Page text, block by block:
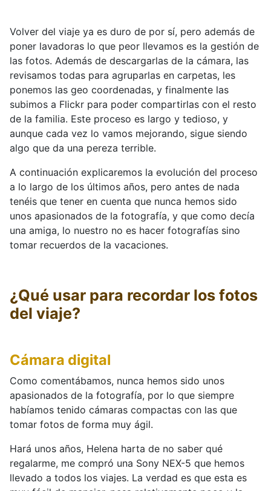
Volver del viaje ya es duro de por sí, pero además de
poner lavadoras lo que peor llevamos es la gestión de
las fotos. Además de descargarlas de la cámara, las
revisamos todas para agruparlas en carpetas, les
ponemos las geo coordenadas, y finalmente las
subimos a Flickr para poder compartirlas con el resto
de la familia. Este proceso es largo y tedioso, y
aunque cada vez lo vamos mejorando, sigue siendo
algo que da una pereza terrible.
A continuación explicaremos la evolución del proceso
a lo largo de los últimos años, pero antes de nada
tenéis que tener en cuenta que nunca hemos sido
unos apasionados de la fotografía, y que como decía
una amiga, lo nuestro no es hacer fotografías sino
tomar recuerdos de la vacaciones.
¿Qué usar para recordar los fotos
del viaje?
Cámara digital
Como comentábamos, nunca hemos sido unos
apasionados de la fotografía, por lo que siempre
habíamos tenido cámaras compactas con las que
tomar fotos de forma muy ágil.
Hará unos años, Helena harta de no saber qué
regalarme, me compró una Sony NEX-5 que hemos
llevado a todos los viajes. La verdad es que esta es